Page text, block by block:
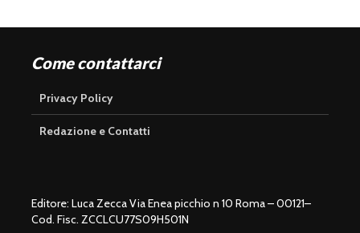
Come contattarci
Privacy Policy
Redazione e Contatti
Editore: Luca Zecca Via Enea picchio n 10 Roma – 00121–
Cod. Fisc. ZCCLCU77S09H501N